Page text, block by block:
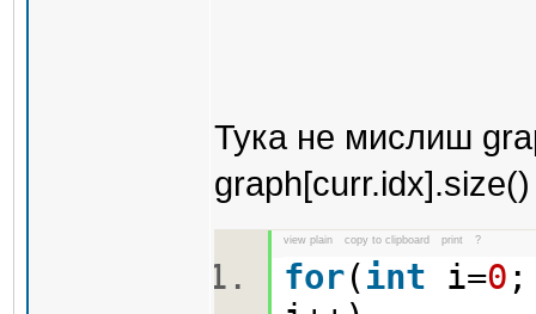
Тука не мислиш
graph[curr.idx].size()
view plain copy to clipboard print ?
for(int i=0